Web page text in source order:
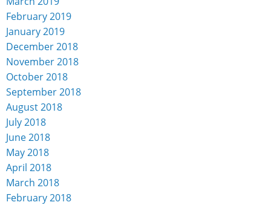
February 2019
January 2019
December 2018
November 2018
October 2018
September 2018
August 2018
July 2018
June 2018
May 2018
April 2018
March 2018
February 2018